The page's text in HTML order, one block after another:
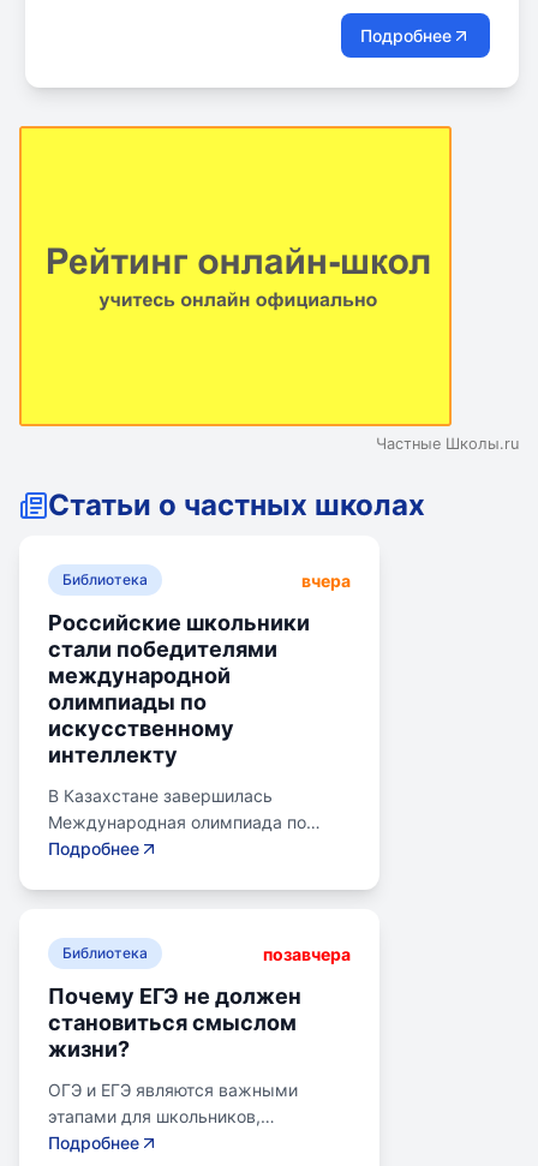
Подробнее
Частные Школы.ru
Статьи о частных школах
Библиотека вчера
Российские школьники
стали победителями
международной
олимпиады по
искусственному
интеллекту
В Казахстане завершилась
Международная олимпиада по
искусственному интеллекту.
бронзовую медаль. Олимпиада
стран, заняв второе место по числу
участников. Награды получили
Артем Горохов, Михаил Вершинин,
Елисей Кирпиченко и другие.
Дмитрий Чернышенко поздравил
медалистов, подчеркнув
Подробнее
Библиотека позавчера
Почему ЕГЭ не должен
становиться смыслом
жизни?
ОГЭ и ЕГЭ являются важными
этапами для школьников,
готовящихся к переходу на
Подробнее